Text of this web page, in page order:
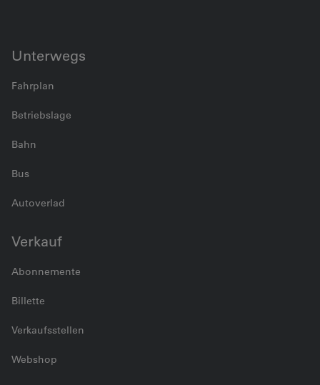
Unterwegs
Fahrplan
Betriebslage
Bahn
Bus
Autoverlad
Verkauf
Abonnemente
Billette
Verkaufsstellen
Webshop